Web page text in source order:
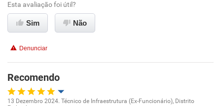
Conciliação com a vida familiar
Benefícios
Não recomenda esta empresa
Não recomenda a diretoria
Esta avaliação foi útil?
Sim Não
Denunciar
Recomendo
13 Dezembro 2024. Técnico de Infraestrutura (Ex-Funcionário), Distrito